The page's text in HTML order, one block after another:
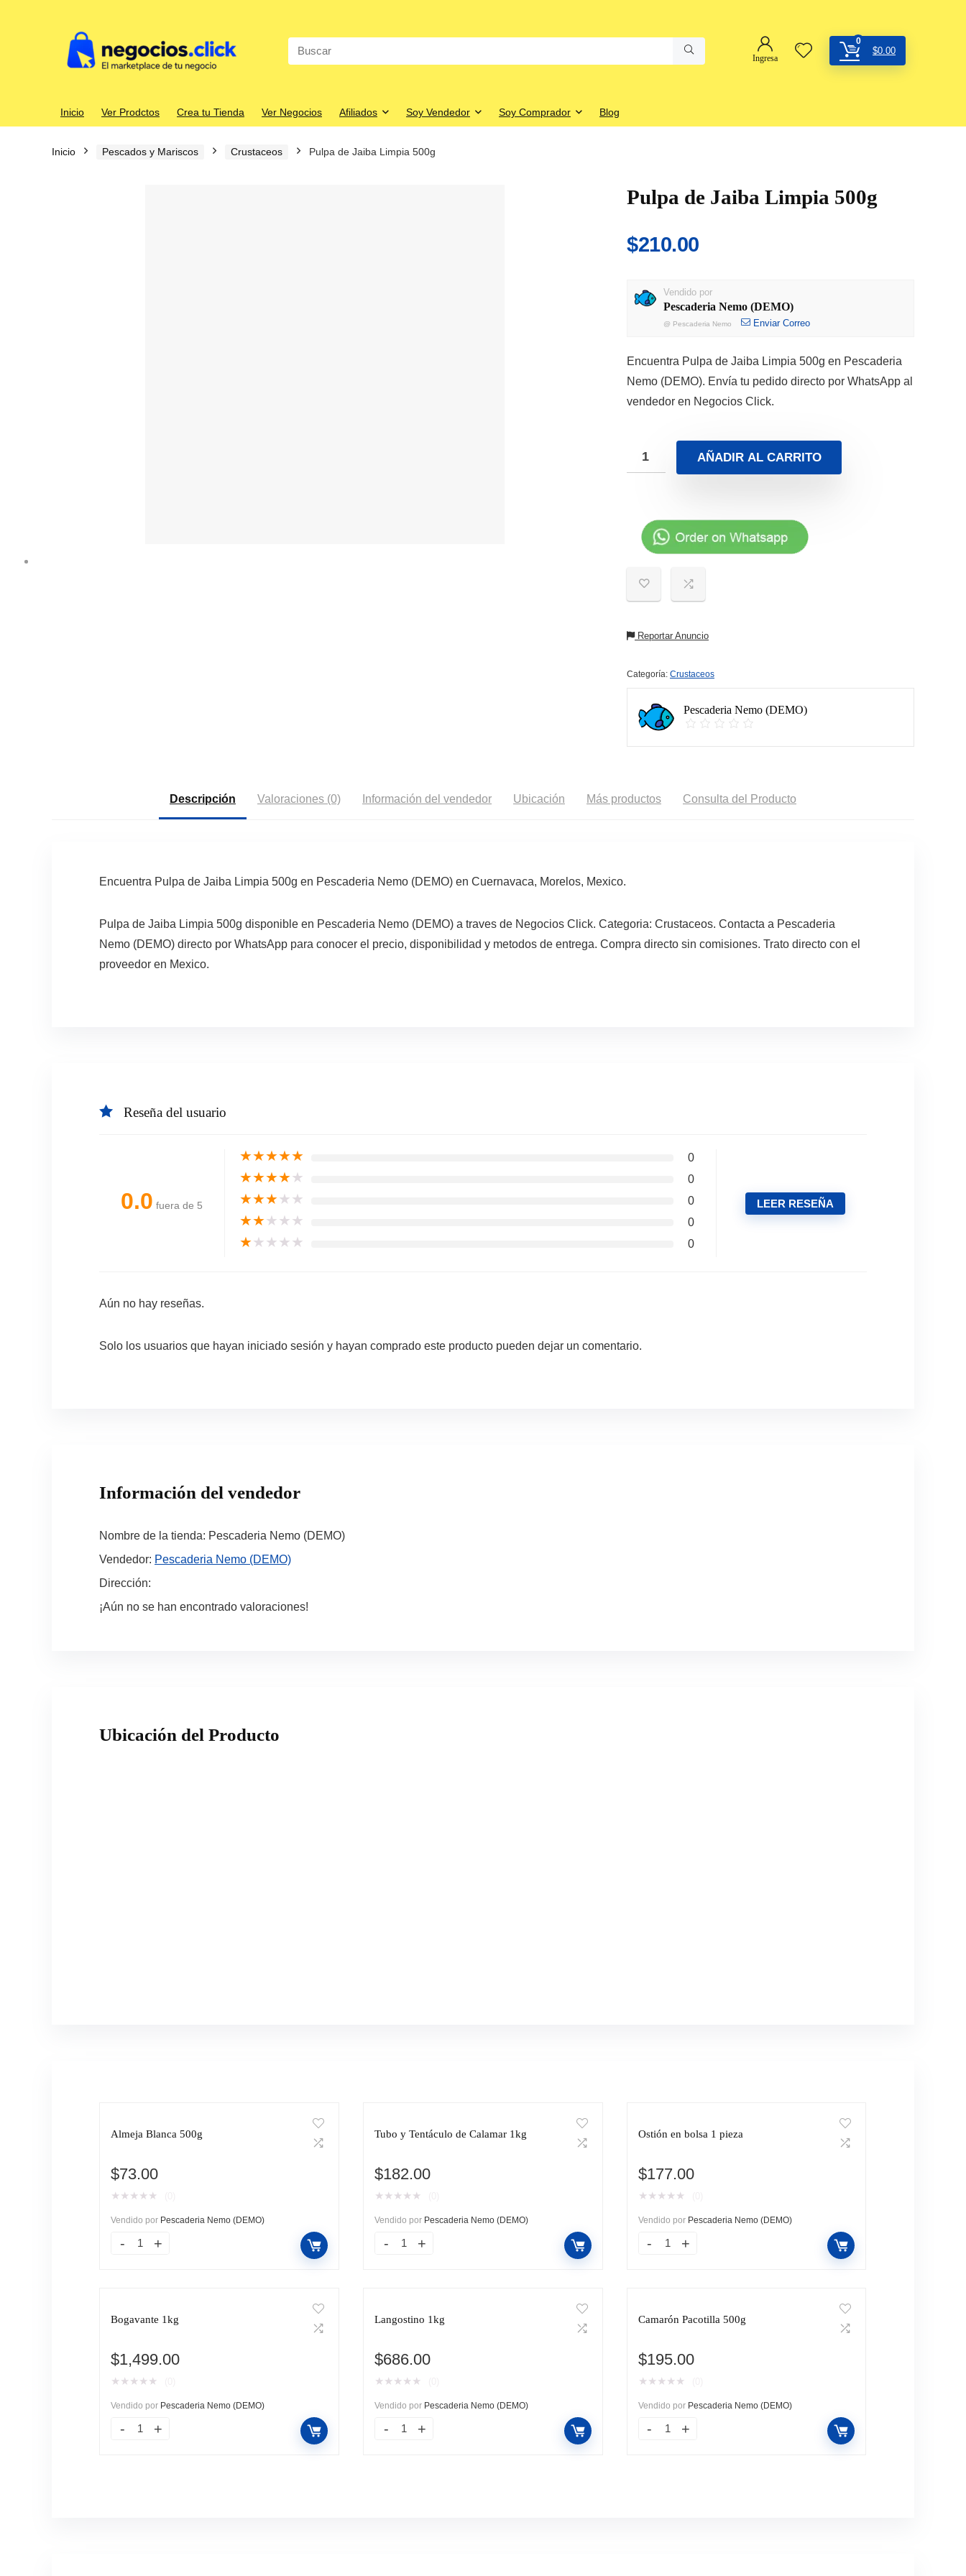
Search
for:
Ingresa
0
$0.00
Inicio Ver Prodctos Crea tu Tienda Ver Negocios Afiliados Soy Vendedor Soy Comprador Blog
Inicio Pescados y Mariscos Crustaceos Pulpa de Jaiba Limpia 500g
Pulpa de Jaiba Limpia 500g
$210.00
Vendido por
Pescaderia Nemo (DEMO)
@ Pescaderia Nemo Enviar Correo
Encuentra Pulpa de Jaiba Limpia 500g en Pescaderia
Nemo (DEMO). Envía tu pedido directo por WhatsApp al
vendedor en Negocios Click.
AÑADIR AL CARRITO
Reportar Anuncio
Categoría: Crustaceos
Pescaderia Nemo (DEMO)
Descripción Valoraciones (0) Información del vendedor Ubicación Más productos Consulta del Producto
Encuentra Pulpa de Jaiba Limpia 500g en Pescaderia Nemo (DEMO) en Cuernavaca, Morelos, Mexico.
Pulpa de Jaiba Limpia 500g disponible en Pescaderia Nemo (DEMO) a traves de Negocios Click. Categoria: Crustaceos. Contacta a Pescaderia
Nemo (DEMO) directo por WhatsApp para conocer el precio, disponibilidad y metodos de entrega. Compra directo sin comisiones. Trato directo con el
proveedor en Mexico.
Reseña del usuario
0.0 fuera de 5
★★★★★ 0
★★★★★ 0
★★★★★ 0
★★★★★ 0
★★★★★ 0
LEER RESEÑA
Aún no hay reseñas.
Solo los usuarios que hayan iniciado sesión y hayan comprado este producto pueden dejar un comentario.
Información del vendedor
Nombre de la tienda: Pescaderia Nemo (DEMO)
Vendedor: Pescaderia Nemo (DEMO)
Dirección:
¡Aún no se han encontrado valoraciones!
Ubicación del Producto
Almeja Blanca 500g
$73.00
★ ★ ★ ★ ★
Vendido por Pescaderia Nemo (DEMO)
Tubo y Tentáculo de Calamar 1kg
$182.00
★ ★ ★ ★ ★
Vendido por Pescaderia Nemo (DEMO)
Ostión en bolsa 1 pieza
$177.00
★ ★ ★ ★ ★
Vendido por Pescaderia Nemo (DEMO)
Bogavante 1kg
$1,499.00
★ ★ ★ ★ ★
Vendido por Pescaderia Nemo (DEMO)
Langostino 1kg
$686.00
★ ★ ★ ★ ★
Vendido por Pescaderia Nemo (DEMO)
Camarón Pacotilla 500g
$195.00
★ ★ ★ ★ ★
Vendido por Pescaderia Nemo (DEMO)